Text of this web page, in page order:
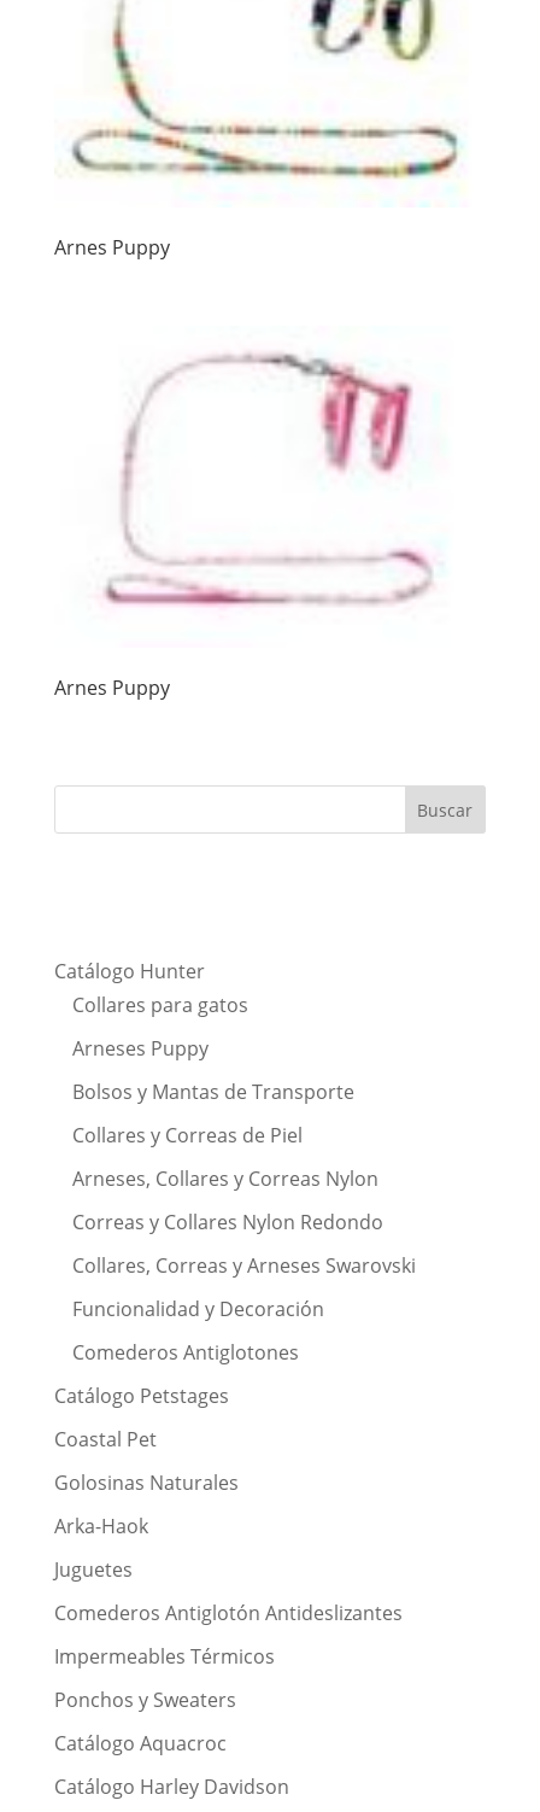
Arnes Puppy
Arnes Puppy
Catálogo Hunter
Collares para gatos
Arneses Puppy
Bolsos y Mantas de Transporte
Collares y Correas de Piel
Arneses, Collares y Correas Nylon
Correas y Collares Nylon Redondo
Collares, Correas y Arneses Swarovski
Funcionalidad y Decoración
Comederos Antiglotones
Catálogo Petstages
Coastal Pet
Golosinas Naturales
Arka-Haok
Juguetes
Comederos Antiglotón Antideslizantes
Impermeables Térmicos
Ponchos y Sweaters
Catálogo Aquacroc
Catálogo Harley Davidson